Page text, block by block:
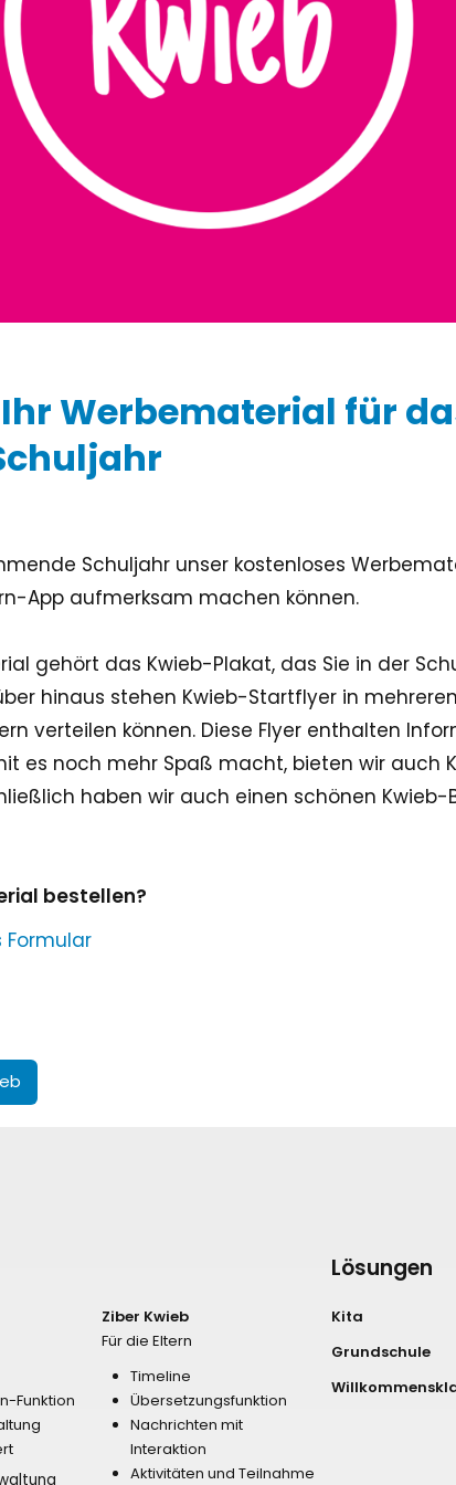
Ziber SenseView
Infoscreen im Gebäude
Ziber API
Verknüpfe andere Plattformen über die API
Zustimmungsanfragen
Gesprächsplaner
Zahlungsaufforderungen
Profil & Datenschutz
Adresse und Kontakt
Ihr Werbematerial für
Schuljahr unser kostenloses
App aufmerksam machen können.
gehört das Kwieb-Plakat, das Sie in der
hinaus stehen Kwieb-Startflyer in
verteilen können. Diese Flyer enthalten
es noch mehr Spaß macht, bieten wir auch
haben wir auch einen schönen
bestellen?
Formular
Funktion
Ziber Kwieb
Für die Eltern
Timeline
Übersetzungsfunktion
Nachrichten mit
Interaktion
Aktivitäten und Teilnahme
Lösungen
Kita
Grundschule